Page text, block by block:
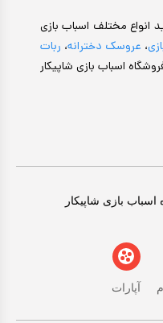
انواع مختلف اسباب بازی
، عروسک دخترانه، ربات
اسباب بازی شاپیکار
بازی شاپیکار
آپارات